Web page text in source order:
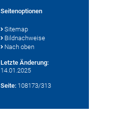
Seitenoptionen
Sitemap
Bildnachweise
Nach oben
Letzte Änderung:
14.01.2025
Seite: 108173/313